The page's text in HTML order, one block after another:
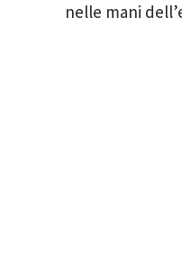
nelle mani